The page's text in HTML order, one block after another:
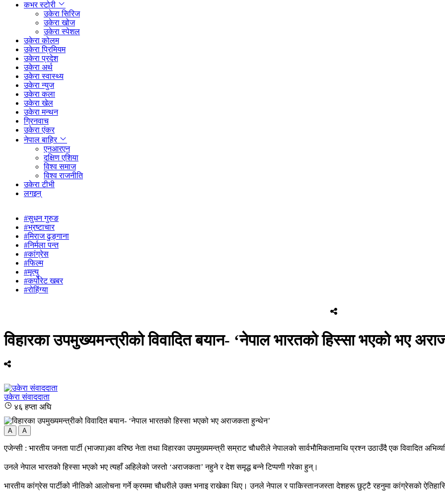
कभर स्टोरी
उकेरा सिरिज
उकेरा खोज
उकेरा स्पेशल
उकेरा कोलम
उकेरा प्रिमियम
उकेरा प्रदेश
उकेरा अर्थ
उकेरा स्वास्थ्य
उकेरा न्युज
उकेरा कला
उकेरा खेल
उकेरा मन्थन
ग्रिनवाच
उकेरा एंकर
नेपाल बाहिर
एनआरएन
दक्षिण एशिया
विश्व समाज
विश्व राजनीति
उकेरा टीभी
लगइन्
#सुधन गुरुङ
#भ्रष्टाचार
#मिराज ढुङ्गाना
#निर्मला पन्त
#कांग्रेस
#फिल्म
#मृत्यु
#कर्पोरेट खबर
#रोहिंग्या
विहारका उपमुख्यमन्त्रीको विवादित बयान- ‘नेपाल भारतको हिस्सा भएको भए
उकेरा संवाददाता
४६ हप्ता अघि
A A
एजेन्सी : भारतीय जनता पार्टी (भाजपा)का वरिष्ठ नेता तथा विहारका उपमुख्यमन्त्री सम्राट चौधरीले नेपालको सार्वभौमिकतामाथि प्रश्न उठाउँदै एक विवादित
उनले नेपाल भारतको हिस्सा भएको भए त्यहाँ अहिलेको जस्तो ‘अराजकता’ नहुने र देश समृद्ध बन्ने टिप्पणी गरेका हुन्।
भारतीय कांग्रेस पार्टीको नीतिको आलोचना गर्ने क्रममा चौधरीले उक्त भनाइ राखेका थिए। उनले नेपाल र पाकिस्तानजस्ता देशहरू छुट्टै रहनुमा कांग्रेसको